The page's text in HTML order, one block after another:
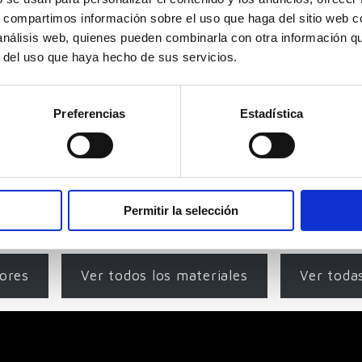
información sobre el uso que haga del sitio web
web, quienes pueden combinarla con otra información
uso que haya hecho de sus servicios.
Preferencias Estadística
Permitir la selección
Sector:Arquitectura educacional
Centro de FP 4.0 para el colegio SAFA Valladolid
por el Hermano Gabriel Taborin, y que
gestionan el Colegio Internado Sagrada Familia
de Valladolid. Desarrollan [...]
Ver todos los materiales Ver